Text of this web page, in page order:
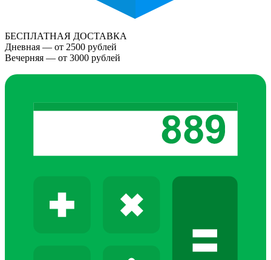
БЕСПЛАТНАЯ ДОСТАВКА
Дневная — от 2500 рублей
Вечерняя — от 3000 рублей